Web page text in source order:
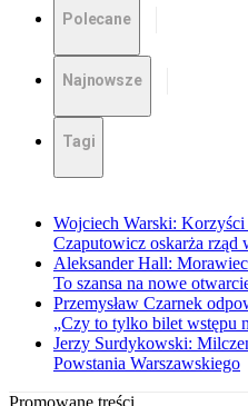
Polecane
Najnowsze
Tagi
Wojciech Warski: Korzyści
Czaputowicz oskarża rząd
Aleksander Hall:
To szansa na nowe
Przemysław Czarnek
„Czy to tylko bilet wstępu
Jerzy Surdykowski:
Powstania Warszawskiego
Promowane treści